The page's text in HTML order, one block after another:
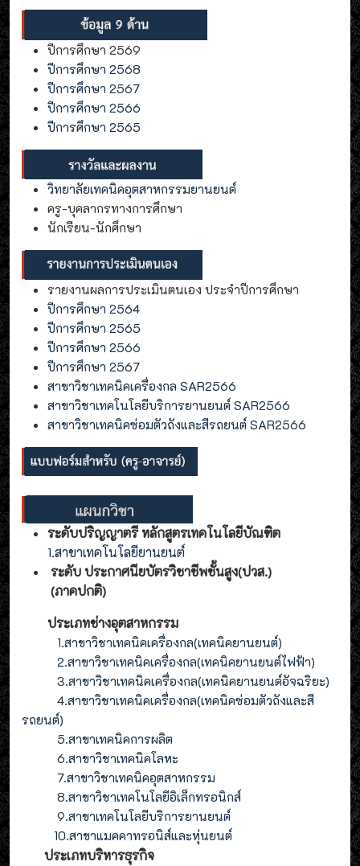
ปีการศึกษา 2569
ปีการศึกษา 2568
ปีการศึกษา 2567
ปีการศึกษา 2566
ปีการศึกษา 2565
วิทยาลัยเทคนิคอุตสาหกรรมยานยนต์
ครู-บุคลากรทางการศึกษา
นักเรียน-นักศึกษา
รายงานผลการประเมินตนเอง ประจำปีการศึกษา
ปีการศึกษา 2564
ปีการศึกษา 2565
ปีการศึกษา 2566
ปีการศึกษา 2567
สาขาวิชาเทคนิคเครื่องกล SAR2566
สาขาวิชาเทคโนโลยีบริการยานยนต์ SAR2566
สาขาวิชาเทคนิคซ่อมตัวถังและสีรถยนต์ SAR2566
ระดับปริญญาตรี หลักสูตรเทคโนโลยีบัณฑิต
1.สาขาเทคโนโลยียานยนต์
ระดับ ประกาศนียบัตรวิชาชีพชั้นสูง(ปวส.)
(ภาคปกติ)
ประเภทช่างอุตสาหกรรม
1.สาขาวิชาเทคนิคเครื่องกล(เทคนิคยานยนต์)
2.สาขาวิชาเทคนิคเครื่องกล(เทคนิคยานยนต์ไฟฟ้า)
3.สาขาวิชาเทคนิคเครื่องกล(เทคนิคยานยนต์อัจฉริยะ)
4.สาขาวิชาเทคนิคเครื่องกล(เทคนิคซ่อมตัวถังและสี
รถยนต์)
5.สาขาเทคนิคการผลิต
6.สาขาวิชาเทคนิคโลหะ
7.สาขาวิชาเทคนิคอุตสาหกรรม
8.สาขาวิชาเทคโนโลยีอิเล็กทรอนิกส์
9.สาขาเทคโนโลยีบริการยานยนต์
10.สาขาแมคคาทรอนิส์และหุ่นยนต์
ประเภทบริหารธุรกิจ